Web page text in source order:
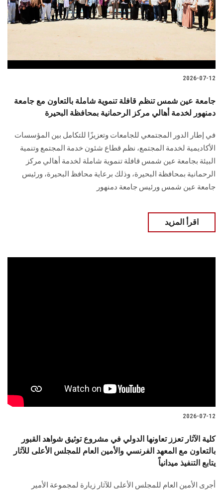
2026-07-12
جامعة عين شمس تنظم قافلة تنموية شاملة بالتعاون مع جامعة
دمنهور لخدمة أهالي مركز الرحمانية بمحافظة البحيرة
في إطار الدور المجتمعي للجامعات وتعزيزًا للتكامل بين المؤسسات
الأكاديمية لخدمة المجتمع، نظم قطاع شئون خدمة المجتمع وتنمية
البيئة بجامعة عين شمس قافلة تنموية شاملة لخدمة أهالي مركز
الرحمانية بمحافظة البحيرة، وذلك برعاية محافظ البحيرة، ورئيس
جامعة عين شمس ورئيس جامعة دمنهور
اقرأ المزيد
2026-07-12
كلية الآثار تعزز تعاونها الدولي في مشروع توثيق شواهد القبور
بالتعاون مع المعهد الفرنسي والأمين العام للمجلس الأعلى للآثار
يتابع التنفيذ ميدانياً
أجرى الأمين العام للمجلس الأعلى للآثار زيارة لمجموعة الأمير